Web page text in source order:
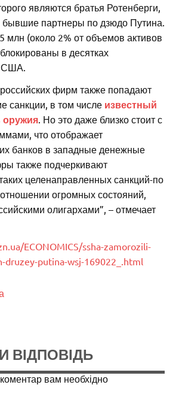
являются братья Ротенберги,
бывшие партнеры по дзюдо Путина.
млн (около 2% от объемов активов
в десятках
США.
российских фирм также попадают
санкции, в том числе известный
оружия . Но это даже близко стоит с
что отображает
банков в западные денежные
также подчеркивают
целенаправленных санкций-по
огромных состояний,
олигархами”, – отмечает
ECONOMICS/ssha-zamorozili-
druzey-putina-wsj-169022_.html
ВІДПОВІДЬ
вам необхідно